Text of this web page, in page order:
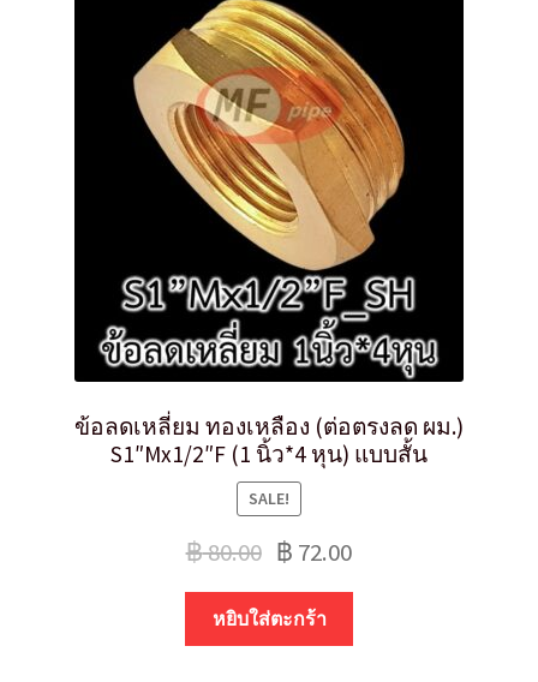
ข้อลดเหลี่ยม ทองเหลือง (ต่อตรงลด ผม.)
S1″Mx1/2″F (1 นิ้ว*4 หุน) แบบสั้น
SALE!
฿80.00 ฿ 72.00
หยิบใส่ตะกร้า